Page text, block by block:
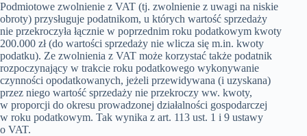
Podmiotowe zwolnienie z VAT (tj. zwolnienie z uwagi na niskie
obroty) przysługuje podatnikom, u których wartość sprzedaży
nie przekroczyła łącznie w poprzednim roku podatkowym kwoty
200.000 zł (do wartości sprzedaży nie wlicza się m.in. kwoty
podatku). Ze zwolnienia z VAT może korzystać także podatnik
rozpoczynający w trakcie roku podatkowego wykonywanie
czynności opodatkowanych, jeżeli przewidywana (i uzyskana)
przez niego wartość sprzedaży nie przekroczy ww. kwoty,
w proporcji do okresu prowadzonej działalności gospodarczej
w roku podatkowym. Tak wynika z art. 113 ust. 1 i 9 ustawy
o VAT.